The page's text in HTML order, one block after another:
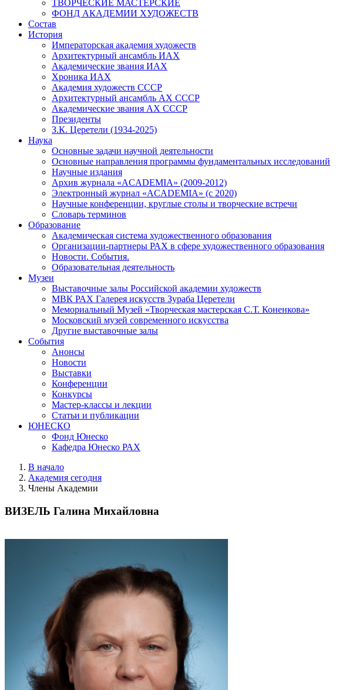
ТВОРЧЕСКИЕ МАСТЕРСКИЕ
ФОНД АКАДЕМИИ ХУДОЖЕСТВ
Состав
История
Императорская академия художеств
Архитектурный ансамбль ИАХ
Академические звания ИАХ
Хроника ИАХ
Академия художеств СССР
Архитектурный ансамбль АХ СССР
Академические звания АХ СССР
Президенты
З.К. Церетели (1934-2025)
Наука
Основные задачи научной деятельности
Основные направления программы фундаментальных исследований
Научные издания
Архив журнала «ACADEMIA» (2009-2012)
Электронный журнал «ACADEMIA» (с 2020)
Научные конференции, круглые столы и творческие встречи
Словарь терминов
Образование
Академическая система художественного образования
Организации-партнеры РАХ в сфере художественного образования
Новости. События.
Образовательная деятельность
Музеи
Выставочные залы Российской академии художеств
МВК РАХ Галерея искусств Зураба Церетели
Мемориальный Музей «Творческая мастерская С.Т. Коненкова»
Московский музей современного искусства
Другие выставочные залы
События
Анонсы
Новости
Выставки
Конференции
Конкурсы
Мастер-классы и лекции
Статьи и публикации
ЮНЕСКО
Фонд Юнеско
Кафедра Юнеско РАХ
В начало
Академия сегодня
Члены Академии
ВИЗЕЛЬ Галина Михайловна